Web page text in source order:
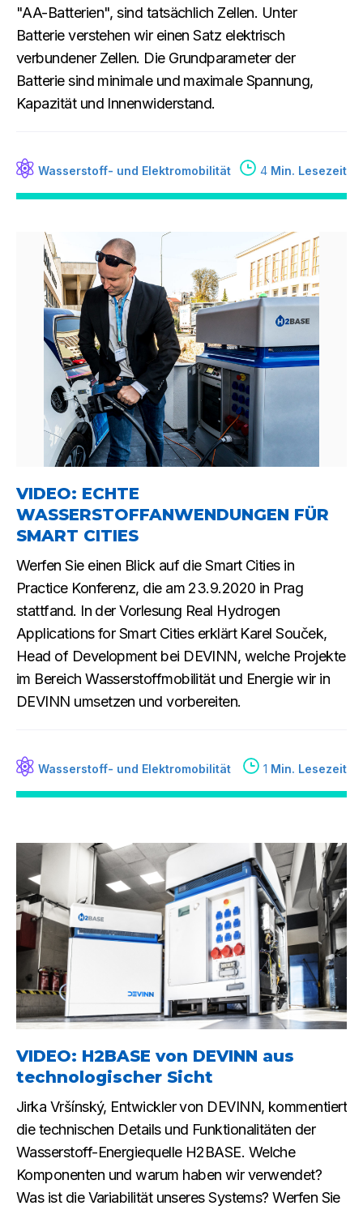
"AA-Batterien", sind tatsächlich Zellen. Unter
Batterie verstehen wir einen Satz elektrisch
verbundener Zellen. Die Grundparameter der
Batterie sind minimale und maximale Spannung,
Kapazität und Innenwiderstand.
Wasserstoff- und Elektromobilität 4 Min. Lesezeit
VIDEO: ECHTE
WASSERSTOFFANWENDUNGEN FÜR
SMART CITIES
Werfen Sie einen Blick auf die Smart Cities in
Practice Konferenz, die am 23.9.2020 in Prag
stattfand. In der Vorlesung Real Hydrogen
Applications for Smart Cities erklärt Karel Souček,
Head of Development bei DEVINN, welche Projekte
im Bereich Wasserstoffmobilität und Energie wir in
DEVINN umsetzen und vorbereiten.
Wasserstoff- und Elektromobilität 1 Min. Lesezeit
VIDEO: H2BASE von DEVINN aus
technologischer Sicht
Jirka Vršínský, Entwickler von DEVINN, kommentiert
die technischen Details und Funktionalitäten der
Wasserstoff-Energiequelle H2BASE. Welche
Komponenten und warum haben wir verwendet?
Was ist die Variabilität unseres Systems? Werfen Sie